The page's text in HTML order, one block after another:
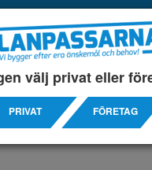
/ BRYTARE
välj privat eller
PRIVAT FÖRETAG